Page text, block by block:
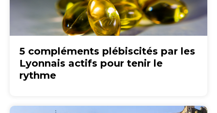
5 compléments plébiscités par les
Lyonnais actifs pour tenir le
rythme